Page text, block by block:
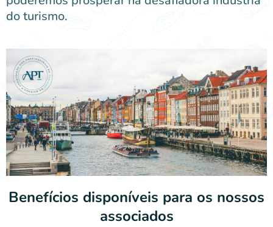
do turismo.
Benefícios disponíveis para os nossos
associados